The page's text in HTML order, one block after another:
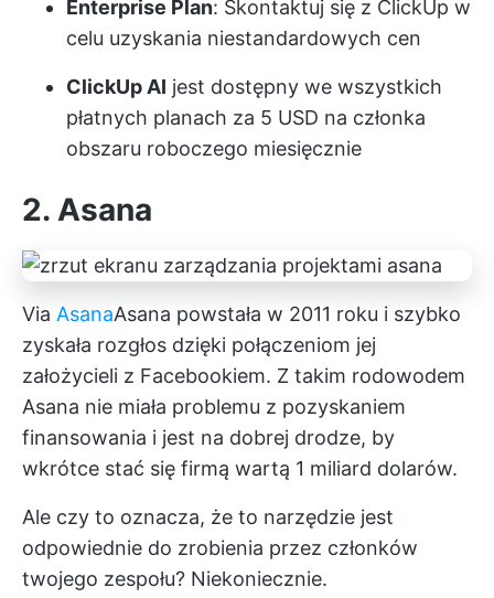
Enterprise Plan: Skontaktuj się z ClickUp w
celu uzyskania niestandardowych cen
ClickUp AI jest dostępny we wszystkich
płatnych planach za 5 USD na członka
obszaru roboczego miesięcznie
2. Asana
Via AsanaAsana powstała w 2011 roku i szybko
zyskała rozgłos dzięki połączeniom jej
założycieli z Facebookiem. Z takim rodowodem
Asana nie miała problemu z pozyskaniem
finansowania i jest na dobrej drodze, by
wkrótce stać się firmą wartą 1 miliard dolarów.
Ale czy to oznacza, że to narzędzie jest
odpowiednie do zrobienia przez członków
twojego zespołu? Niekoniecznie.